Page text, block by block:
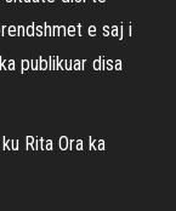
e saj i
publikuar disa
Rita Ora ka